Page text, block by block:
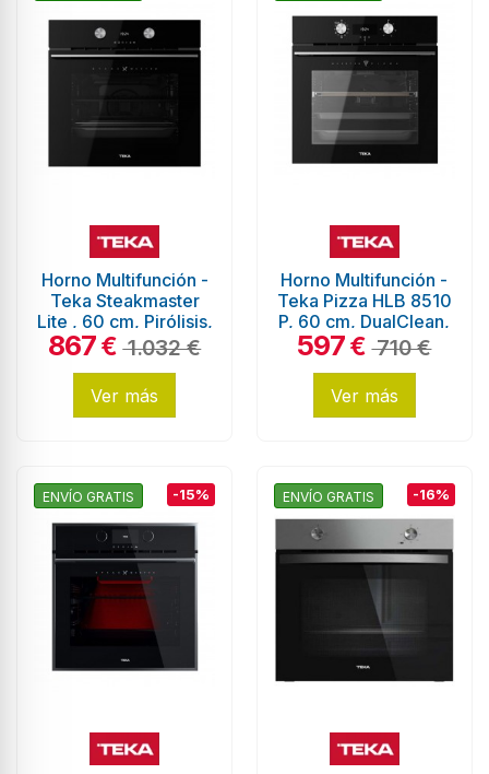
Horno Multifunción -
Teka Steakmaster
Lite , 60 cm, Pirólisis,
Cristal Negro
867€ 1.032 €
Ver más
Horno Multifunción -
Teka Pizza HLB 8510
P, 60 cm, DualClean,
Negro
597€ 710 €
Ver más
ENVÍO GRATIS -15% ENVÍO GRATIS -16%